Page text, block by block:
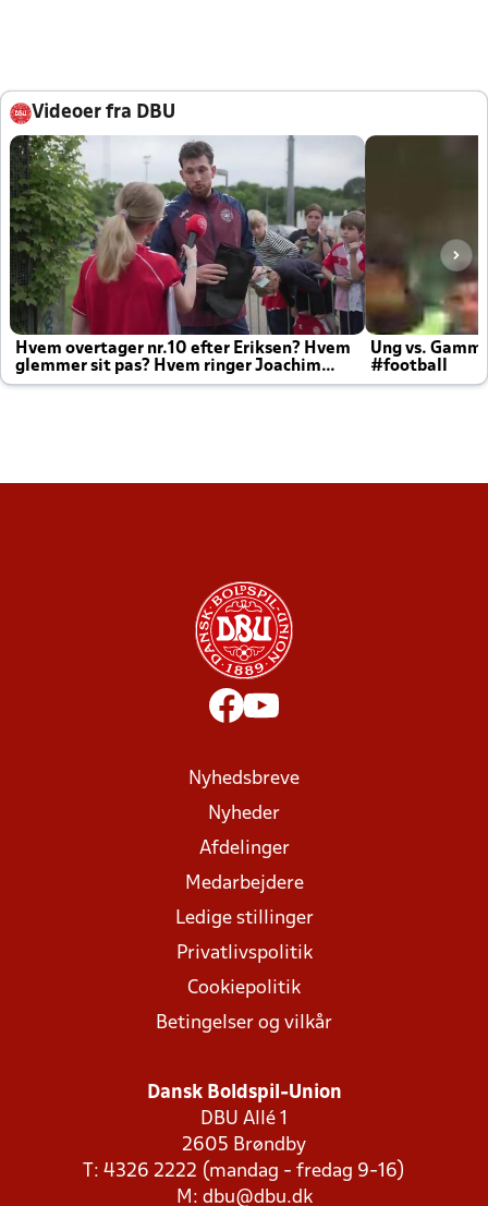
Videoer fra DBU
Hvem overtager nr.10 efter Eriksen? Hvem
glemmer sit pas? Hvem ringer Joachim
altid til efter kampe?
Ung vs.
#football
Nyhedsbreve
Nyheder
Afdelinger
Medarbejdere
Ledige stillinger
Privatlivspolitik
Cookiepolitik
Betingelser og vilkår
Dansk Boldspil-Union
DBU Allé 1
2605 Brøndby
T: 4326 2222 (mandag - fredag 9-16)
M: dbu@dbu.dk